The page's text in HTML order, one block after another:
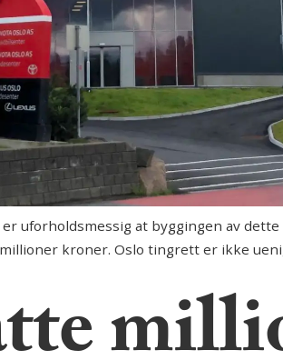
er uforholdsmessig at byggingen av
kroner. Oslo tingrett er ikke